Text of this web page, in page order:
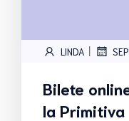
LINDA |
Bilete
la Primitiva